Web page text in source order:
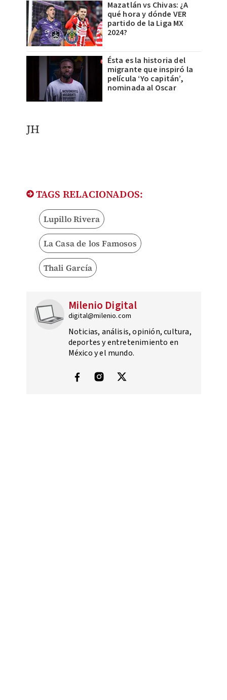
Mazatlán vs Chivas: ¿A
qué hora y dónde VER
partido de la Liga MX
2024?
Ésta es la historia del
migrante que inspiró la
película ‘Yo capitán’,
nominada al Oscar
JH
TAGS RELACIONADOS:
Lupillo Rivera
La Casa de los Famosos
Thali García
Milenio Digital
digital@milenio.com
Noticias, análisis, opinión, cultura,
deportes y entretenimiento en
México y el mundo.